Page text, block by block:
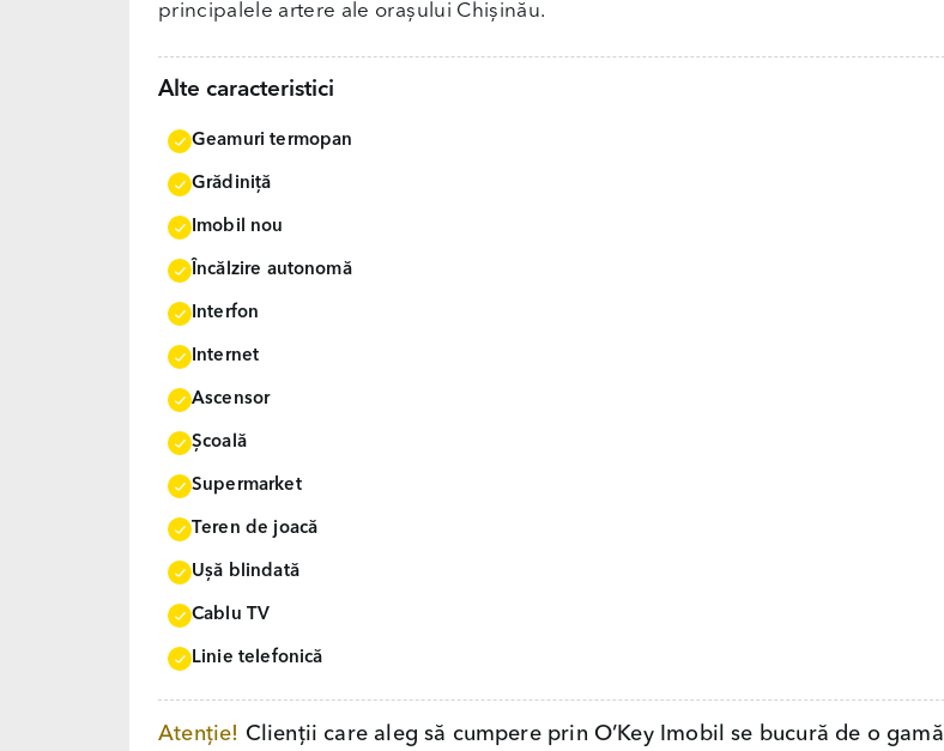
principalele artere ale orașului Chișinău.
Alte caracteristici
Geamuri termopan
Grădiniţă
Imobil nou
Încălzire autonomă
Interfon
Internet
Ascensor
Școală
Supermarket
Teren de joacă
Uşă blindată
Cablu TV
Linie telefonică
Atenție! Clienții care aleg să cumpere prin O’Key Imobil se bucură de o gamă